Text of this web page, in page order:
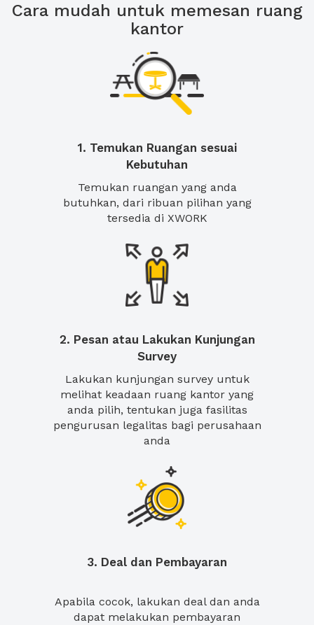
Cara mudah untuk memesan ruang
kantor
1. Temukan Ruangan sesuai
Kebutuhan
Temukan ruangan yang anda
butuhkan, dari ribuan pilihan yang
tersedia di XWORK
2. Pesan atau Lakukan Kunjungan
Survey
Lakukan kunjungan survey untuk
melihat keadaan ruang kantor yang
anda pilih, tentukan juga fasilitas
pengurusan legalitas bagi perusahaan
anda
3. Deal dan Pembayaran
Apabila cocok, lakukan deal dan anda
dapat melakukan pembayaran